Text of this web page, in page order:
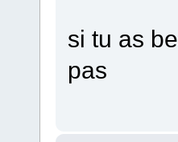
si tu as
pas